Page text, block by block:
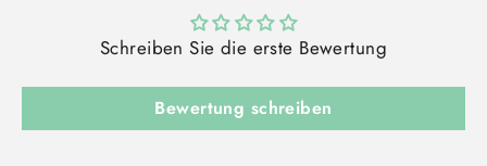
Schreiben Sie die erste Bewertung
Bewertung schreiben